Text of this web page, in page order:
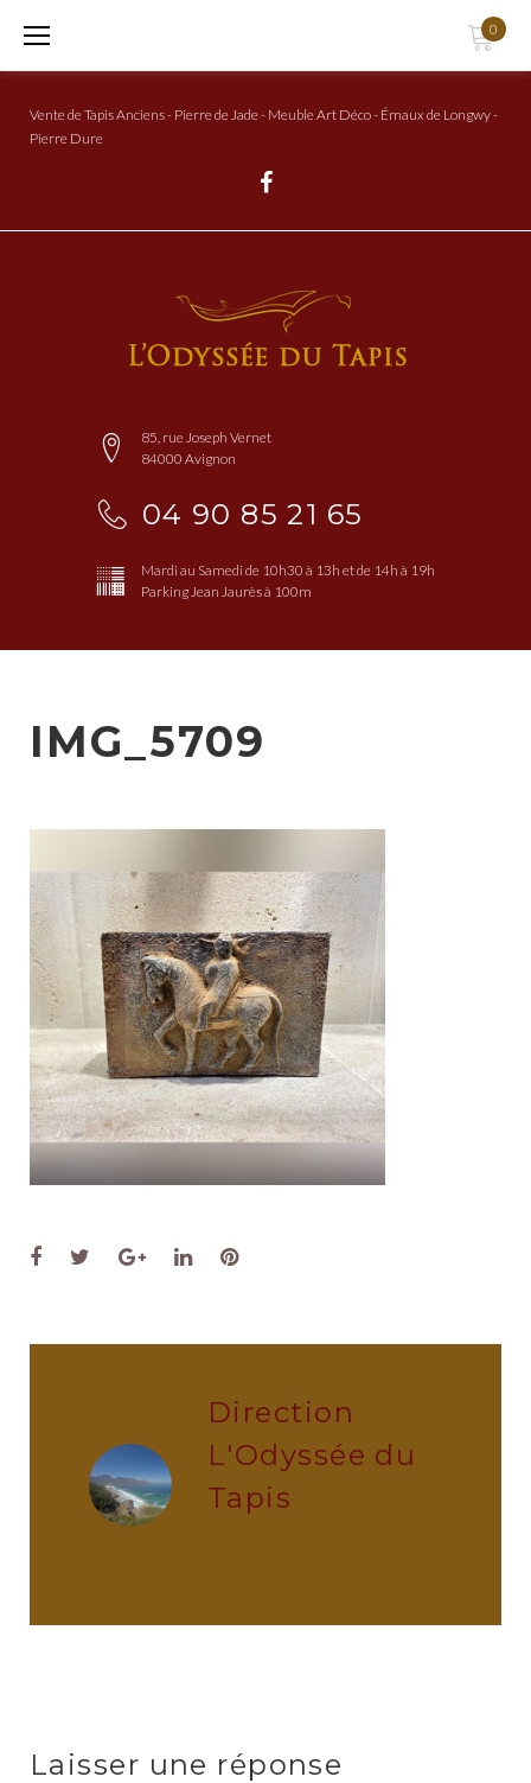
0
Vente de Tapis Anciens - Pierre de Jade - Meuble Art Déco - Émaux de Longwy -
Pierre Dure
85, rue Joseph Vernet
84000 Avignon
04 90 85 21 65
Mardi au Samedi de 10h30 à 13h et de 14h à 19h
Parking Jean Jaurès à 100m
IMG_5709
Facebook
TwitterGoogle+
LinkedInPinterest
Direction
L'Odyssée du
Tapis
Laisser une réponse